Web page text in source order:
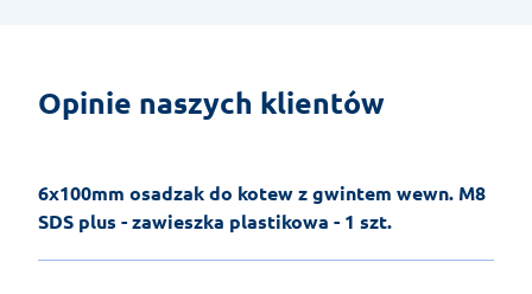
Opinie naszych klientów
6x100mm osadzak do kotew z gwintem wewn. M8
SDS plus - zawieszka plastikowa - 1 szt.